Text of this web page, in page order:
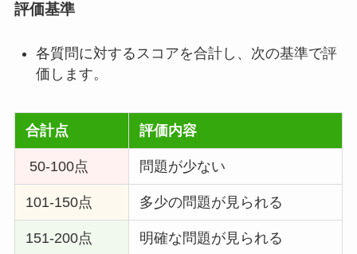
評価基準
各質問に対するスコアを合計し、次の基準で評
価します。
合計点 評価内容
50-100点 問題が少ない
101-150点 多少の問題が見られる
151-200点 明確な問題が見られる